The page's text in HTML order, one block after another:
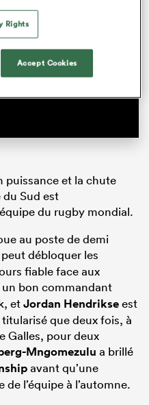
from exclusive
to extended
Anywhere.
puissance et la chute
du Sud est
du rugby mondial.
au poste de demi
peut débloquer les
fiable face aux
un bon commandant
etJordan Hendrikseest
que deux fois, à
Galles, pour deux
Mngomezulu a brillé
avant qu’une
de l’équipe à l’automne.
Rights
Accept Cookies